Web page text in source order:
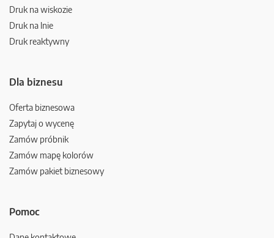
Druk na wiskozie
Druk na lnie
Druk reaktywny
Dla biznesu
Oferta biznesowa
Zapytaj o wycenę
Zamów próbnik
Zamów mapę kolorów
Zamów pakiet biznesowy
Pomoc